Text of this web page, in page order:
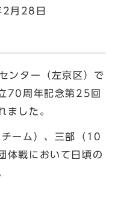
月28日
ンター（左京区）で
70周年記念第25回
ました。
ーム）、三部（10
体戦において日頃の